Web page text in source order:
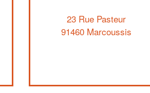
23 Rue Pasteur
91460 Marcoussis